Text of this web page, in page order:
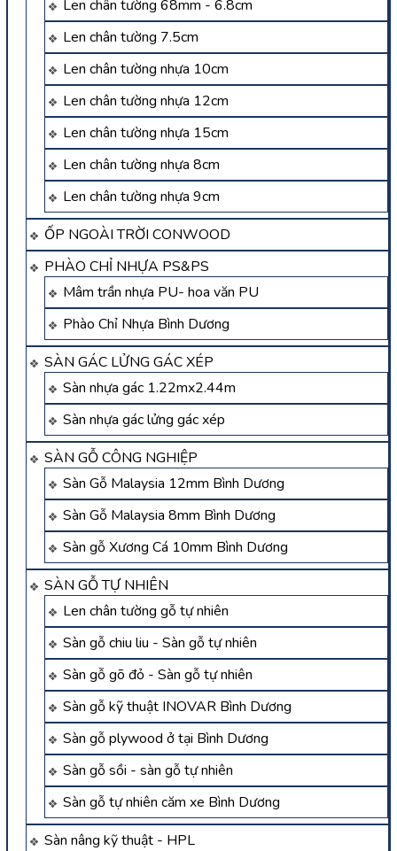
Len chân tường 68mm - 6.8cm
Len chân tường 7.5cm
Len chân tường nhựa 10cm
Len chân tường nhựa 12cm
Len chân tường nhựa 15cm
Len chân tường nhựa 8cm
Len chân tường nhựa 9cm
ỐP NGOÀI TRỜI CONWOOD
PHÀO CHỈ NHỰA PS&PS
Mâm trần nhựa PU- hoa văn PU
Phào Chỉ Nhựa Bình Dương
SÀN GÁC LỬNG GÁC XÉP
Sàn nhựa gác 1.22mx2.44m
Sàn nhựa gác lửng gác xép
SÀN GỖ CÔNG NGHIỆP
Sàn Gỗ Malaysia 12mm Bình Dương
Sàn Gỗ Malaysia 8mm Bình Dương
Sàn gỗ Xương Cá 10mm Bình Dương
SÀN GỖ TỰ NHIÊN
Len chân tường gỗ tự nhiên
Sàn gỗ chiu liu - Sàn gỗ tự nhiên
Sàn gỗ gõ đỏ - Sàn gỗ tự nhiên
Sàn gỗ kỹ thuật INOVAR Bình Dương
Sàn gỗ plywood ở tại Bình Dương
Sàn gỗ sồi - sàn gỗ tự nhiên
Sàn gỗ tự nhiên căm xe Bình Dương
Sàn nâng kỹ thuật - HPL